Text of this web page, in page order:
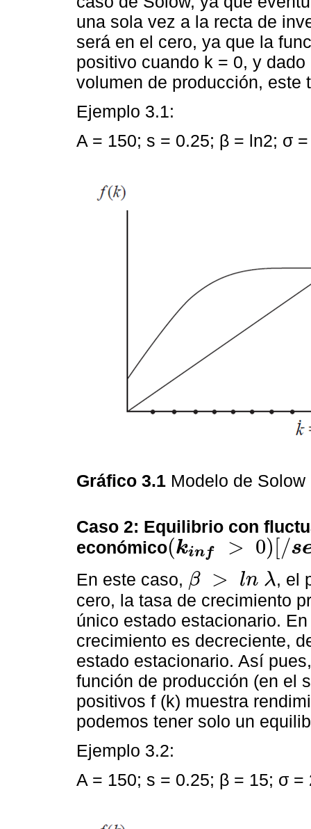
una sola vez a la recta de
será en el cero, ya que la
positivo cuando k = 0, y
volumen de producción, este
Ejemplo 3.1:
A = 150; s = 0.25; β = ln2; σ
Gráfico 3.1 Modelo de Solow
Caso 2: Equilibrio con
económico(kinf > 0)[/s
(k inf > 0) /se tle]
En este caso, β > ln λ
β > λ
, el
cero, la tasa de crecimiento
único estado estacionario.
crecimiento es decreciente,
estado estacionario. Así
función de producción (en el
positivos f (k) muestra
podemos tener solo un
Ejemplo 3.2:
A = 150; s = 0.25; β = 15; σ